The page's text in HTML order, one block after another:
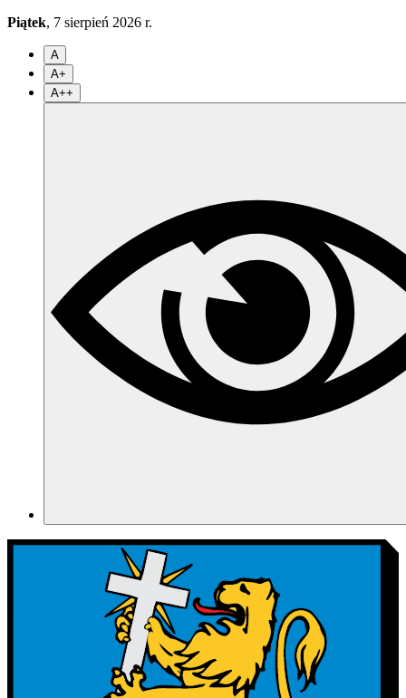
Piątek, 7 sierpień 2026 r.
A
A+
A++